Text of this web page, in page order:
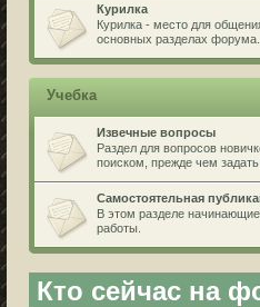
Курилка
Курилка - место для
основных разделах форума.
Учебка
Извечные вопросы
Раздел для вопросов
поиском, прежде чем задать
Самостоятельная
В этом разделе
работы.
Кто сейчас на